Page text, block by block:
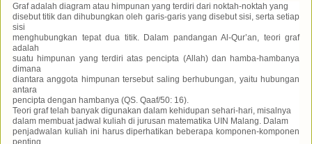
Graf adalah diagram atau himpunan yang terdiri dari noktah-noktah yang
disebut titik dan dihubungkan oleh garis-garis yang disebut sisi, serta setiap
sisi
menghubungkan tepat dua titik. Dalam pandangan Al-Qur’an, teori graf
adalah
suatu himpunan yang terdiri atas pencipta (Allah) dan hamba-hambanya
dimana
diantara anggota himpunan tersebut saling berhubungan, yaitu hubungan
antara
pencipta dengan hambanya (QS. Qaaf/50: 16).
Teori graf telah banyak digunakan dalam kehidupan sehari-hari, misalnya
dalam membuat jadwal kuliah di jurusan matematika UIN Malang. Dalam
penjadwalan kuliah ini harus diperhatikan beberapa komponen-komponen
penting